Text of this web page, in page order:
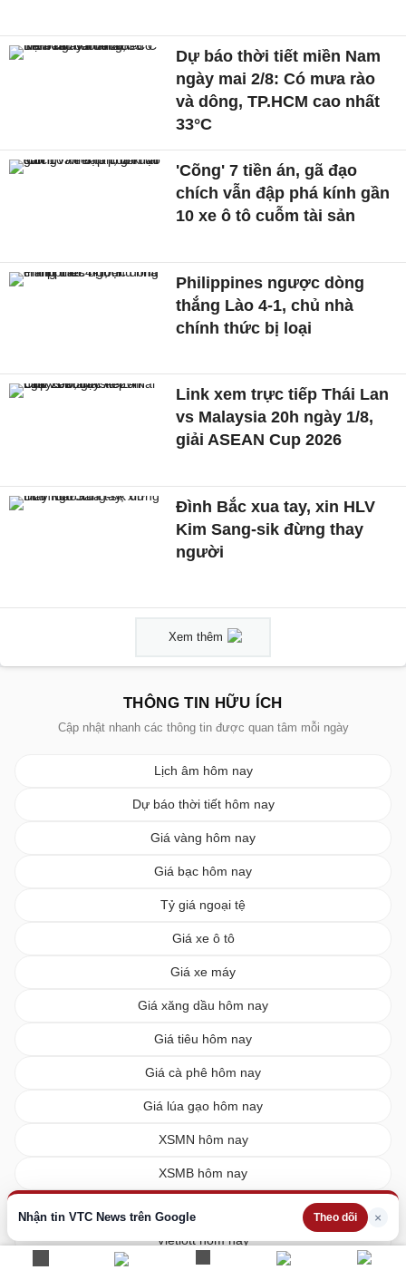
Nhận tin VTC News trên Google Theo dõi ×
Dự báo thời tiết miền Nam
ngày mai 2/8: Có mưa rào
và dông, TP.HCM cao nhất
33°C
'Cõng' 7 tiền án, gã đạo
chích vẫn đập phá kính gần
10 xe ô tô cuỗm tài sản
Philippines ngược dòng
thắng Lào 4-1, chủ nhà
chính thức bị loại
Link xem trực tiếp Thái Lan
vs Malaysia 20h ngày 1/8,
giải ASEAN Cup 2026
Đình Bắc xua tay, xin HLV
Kim Sang-sik đừng thay
người
Xem thêm
THÔNG TIN HỮU ÍCH
Cập nhật nhanh các thông tin được quan tâm mỗi ngày
Lịch âm hôm nay
Dự báo thời tiết hôm nay
Giá vàng hôm nay
Giá bạc hôm nay
Tỷ giá ngoại tệ
Giá xe ô tô
Giá xe máy
Giá xăng dầu hôm nay
Giá tiêu hôm nay
Giá cà phê hôm nay
Giá lúa gạo hôm nay
XSMN hôm nay
XSMB hôm nay
Vietlott hôm nay